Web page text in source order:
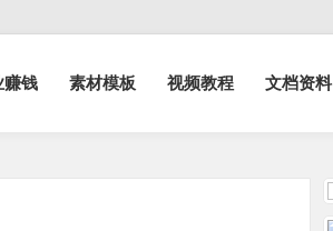
赚钱 素材模板 视频教程 文档资料